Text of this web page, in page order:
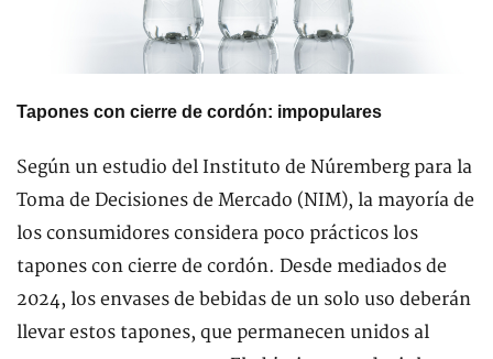
Tapones con cierre de cordón: impopulares
Según un estudio del Instituto de Núremberg para la
Toma de Decisiones de Mercado (NIM), la mayoría de
los consumidores considera poco prácticos los
tapones con cierre de cordón. Desde mediados de
2024, los envases de bebidas de un solo uso deberán
llevar estos tapones, que permanecen unidos al